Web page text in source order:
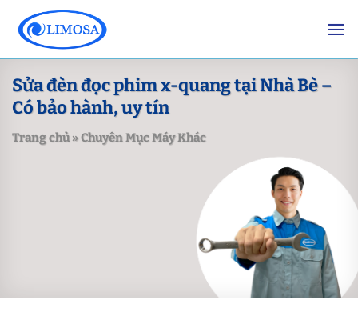
content
Sửa đèn đọc phim x-quang tại Nhà Bè –
Có bảo hành, uy tín
Trang chủ»Chuyên Mục Máy Khác